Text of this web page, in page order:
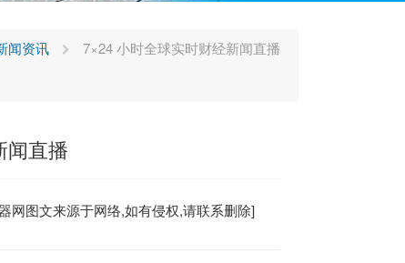
闻资讯 7×24 小时全球实时财经新闻直播
闻直播
网图文来源于网络,如有侵权,请联系删除]